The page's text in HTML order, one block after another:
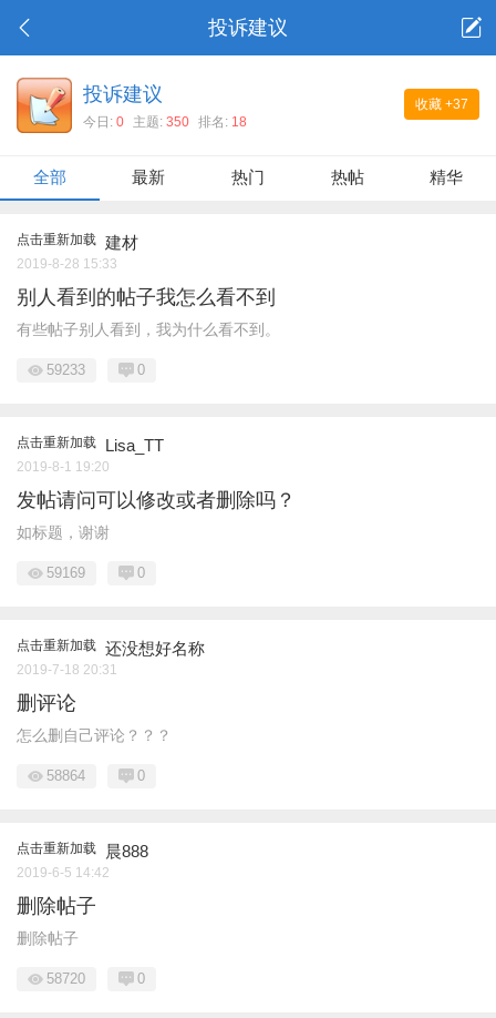
投诉建议
收藏 +37
投诉建议
今日: 0 主题: 350 排名: 18
全部 最新 热门 热帖 精华
点击重新加载 建材
2019-8-28 15:33
别人看到的帖子我怎么看不到
有些帖子别人看到，我为什么看不到。
59233 0
点击重新加载 Lisa_TT
2019-8-1 19:20
发帖请问可以修改或者删除吗？
如标题，谢谢
59169 0
点击重新加载 还没想好名称
2019-7-18 20:31
删评论
怎么删自己评论？？？
58864 0
点击重新加载 晨888
2019-6-5 14:42
删除帖子
删除帖子
58720 0